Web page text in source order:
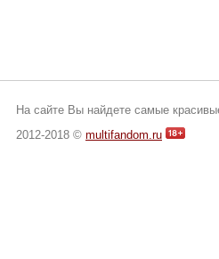
На сайте Вы найдете самые
2012-2018 © multifandom.ru